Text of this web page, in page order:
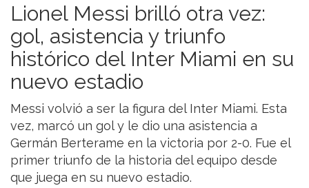
Lionel Messi brilló otra vez:
gol, asistencia y triunfo
histórico del Inter Miami en su
nuevo estadio
Messi volvió a ser la figura del Inter Miami. Esta
vez, marcó un gol y le dio una asistencia a
Germán Berterame en la victoria por 2-0. Fue el
primer triunfo de la historia del equipo desde
que juega en su nuevo estadio.